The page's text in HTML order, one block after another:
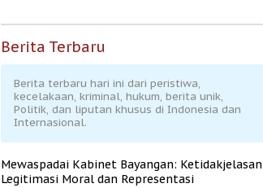
Berita Terbaru
Berita terbaru hari ini dari peristiwa,
kecelakaan, kriminal, hukum, berita unik,
Politik, dan liputan khusus di Indonesia dan
Internasional.
Mewaspadai Kabinet Bayangan: Ketidakjelasan
Legitimasi Moral dan Representasi